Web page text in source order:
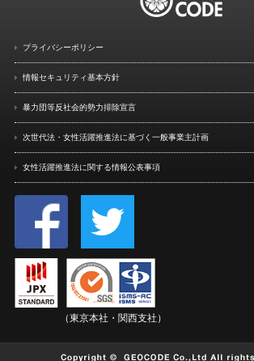
プライバシーポリシー
情報セキュリティ基本方針
暴力団等反社会的勢力排除宣言
次世代法・女性活躍推進法に基づく一般事業主計画
女性活躍推進法に関する情報公表事項
（東京本社・関西支社）